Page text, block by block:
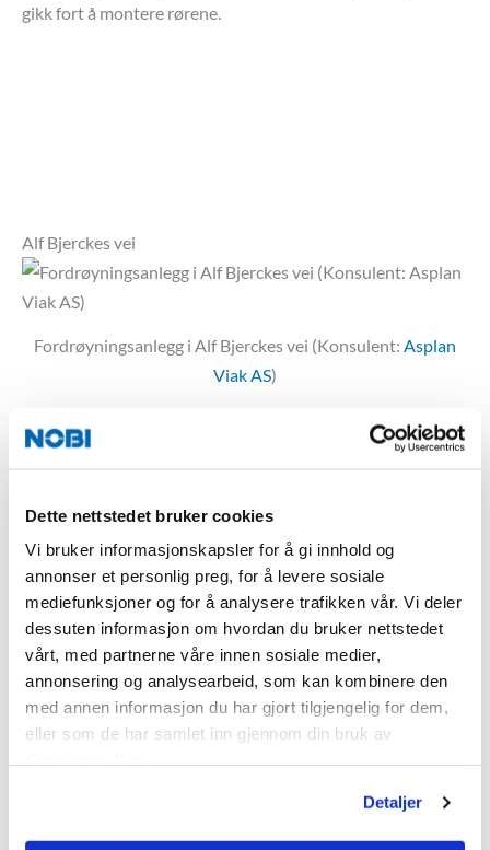
Dette nettstedet bruker cookies
Vi bruker informasjonskapsler for å gi innhold og
annonser et personlig preg, for å levere sosiale
mediefunksjoner og for å analysere trafikken vår. Vi deler
dessuten informasjon om hvordan du bruker nettstedet
vårt, med partnerne våre innen sosiale medier,
annonsering og analysearbeid, som kan kombinere den
med annen informasjon du har gjort tilgjengelig for dem,
eller som de har samlet inn gjennom din bruk av
Detaljer
gikk fort å montere rørene.
Alf Bjerckes vei
Fordrøyningsanlegg i Alf Bjerckes vei (Konsulent: Asplan
Viak AS)
Innløps- og utløpskummer til 4-strengs fordrøyningsanlegg
I innløpskum fordeles vannet i fire rørledninger til fire
fordrøyningsstrenger. Fra fordrøyningsstrengene samles
vannet i oppsamlingskum.
Langhus barnehage, Ski kommune
Fordrøyningsanlegg, Langhus
barnehage.
For å sikre god
håndtering av
overvann legges
gasin
medbetongrør DN 1600 og DN 1400.